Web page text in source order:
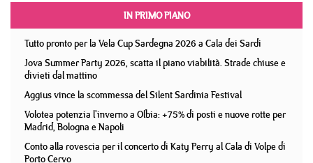
IN PRIMO PIANO
Tutto pronto per la Vela Cup Sardegna 2026 a Cala dei Sardi
Jova Summer Party 2026, scatta il piano viabilità. Strade chiuse e
divieti dal mattino
Aggius vince la scommessa del Silent Sardinia Festival
Volotea potenzia l'inverno a Olbia: +75% di posti e nuove rotte per
Madrid, Bologna e Napoli
Conto alla rovescia per il concerto di Katy Perry al Cala di Volpe di
Porto Cervo